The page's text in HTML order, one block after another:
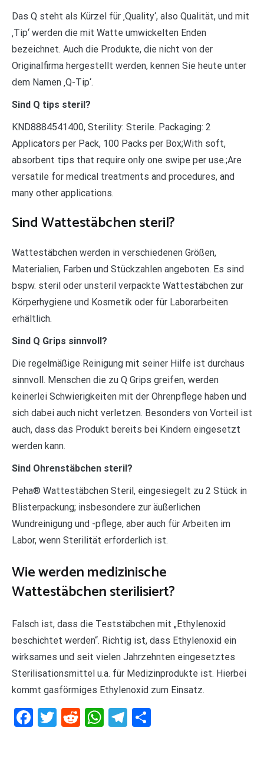
Das Q steht als Kürzel für ‚Quality‘, also Qualität, und mit
‚Tip‘ werden die mit Watte umwickelten Enden
bezeichnet. Auch die Produkte, die nicht von der
Originalfirma hergestellt werden, kennen Sie heute unter
dem Namen ‚Q-Tip‘.
Sind Q tips steril?
KND8884541400, Sterility: Sterile. Packaging: 2
Applicators per Pack, 100 Packs per Box;With soft,
absorbent tips that require only one swipe per use.;Are
versatile for medical treatments and procedures, and
many other applications.
Sind Wattestäbchen steril?
Wattestäbchen werden in verschiedenen Größen,
Materialien, Farben und Stückzahlen angeboten. Es sind
bspw. steril oder unsteril verpackte Wattestäbchen zur
Körperhygiene und Kosmetik oder für Laborarbeiten
erhältlich.
Sind Q Grips sinnvoll?
Die regelmäßige Reinigung mit seiner Hilfe ist durchaus
sinnvoll. Menschen die zu Q Grips greifen, werden
keinerlei Schwierigkeiten mit der Ohrenpflege haben und
sich dabei auch nicht verletzen. Besonders von Vorteil ist
auch, dass das Produkt bereits bei Kindern eingesetzt
werden kann.
Sind Ohrenstäbchen steril?
Peha® Wattestäbchen Steril, eingesiegelt zu 2 Stück in
Blisterpackung; insbesondere zur äußerlichen
Wundreinigung und -pflege, aber auch für Arbeiten im
Labor, wenn Sterilität erforderlich ist.
Wie werden medizinische
Wattestäbchen sterilisiert?
Falsch ist, dass die Teststäbchen mit „Ethylenoxid
beschichtet werden“. Richtig ist, dass Ethylenoxid ein
wirksames und seit vielen Jahrzehnten eingesetztes
Sterilisationsmittel u.a. für Medizinprodukte ist. Hierbei
kommt gasförmiges Ethylenoxid zum Einsatz.
Facebook
Twitter
RedditWhatsApp
Telegram